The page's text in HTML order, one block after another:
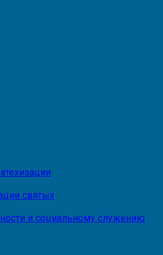
святых
и социальному служению